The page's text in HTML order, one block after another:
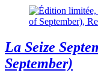
La Seize
September)